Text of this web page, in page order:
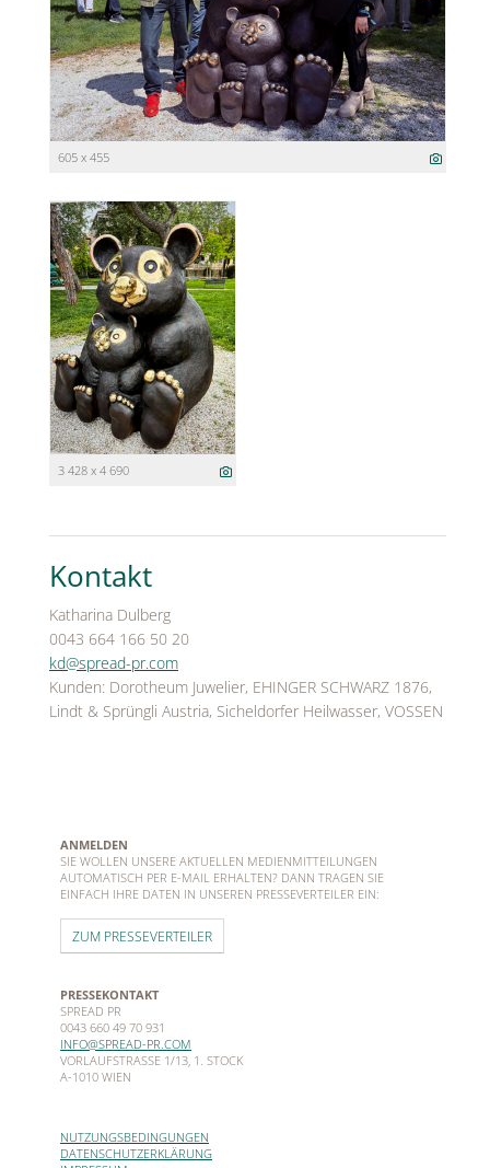
605 x 455
3 428 x 4 690
Kontakt
Katharina Dulberg
0043 664 166 50 20
kd@spread-pr.com
Kunden: Dorotheum Juwelier, EHINGER SCHWARZ 1876,
Lindt & Sprüngli Austria, Sicheldorfer Heilwasser, VOSSEN
ANMELDEN
SIE WOLLEN UNSERE AKTUELLEN MEDIENMITTEILUNGEN
AUTOMATISCH PER E-MAIL ERHALTEN? DANN TRAGEN SIE
EINFACH IHRE DATEN IN UNSEREN PRESSEVERTEILER EIN:
ZUM PRESSEVERTEILER
PRESSEKONTAKT
SPREAD PR
0043 660 49 70 931
INFO@SPREAD-PR.COM
VORLAUFSTRASSE 1/13, 1. STOCK
A-1010 WIEN
NUTZUNGSBEDINGUNGEN
DATENSCHUTZERKLÄRUNG